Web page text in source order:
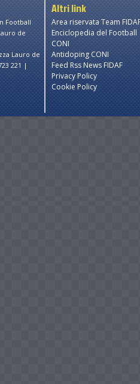
Football
de
Lauro de
221 |
Altri link
Area riservata Team
Enciclopedia del Football
CONI
Antidoping CONI
Feed Rss News FIDAF
Privacy Policy
Cookie Policy